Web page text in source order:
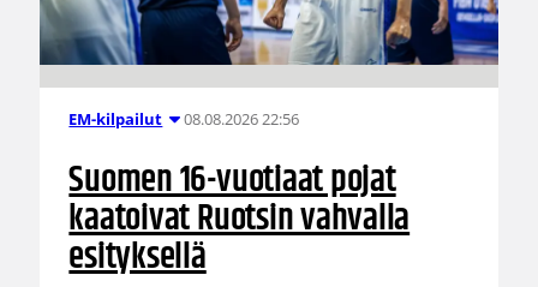
EM-kilpailut 08.08.2026 22:56
Suomen 16-vuotiaat pojat
kaatoivat Ruotsin vahvalla
esityksellä